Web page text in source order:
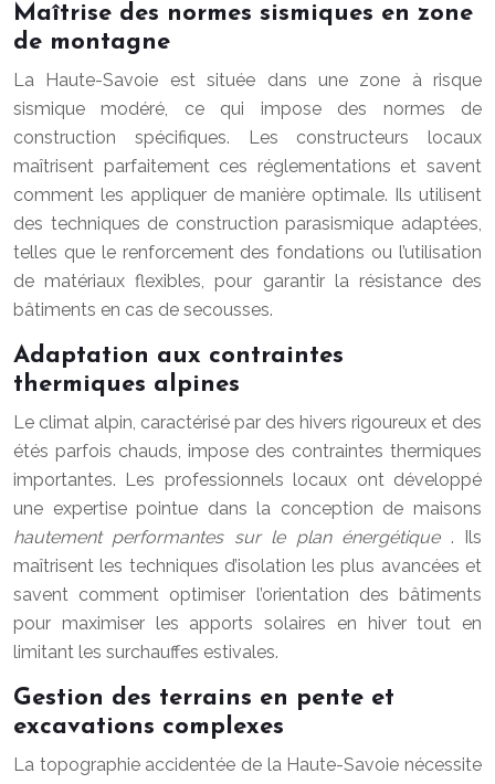
Maîtrise des normes sismiques en zone
de montagne
La Haute-Savoie est située dans une zone à risque
sismique modéré, ce qui impose des normes de
construction spécifiques. Les constructeurs locaux
maîtrisent parfaitement ces réglementations et savent
comment les appliquer de manière optimale. Ils utilisent
des techniques de construction parasismique adaptées,
telles que le renforcement des fondations ou l’utilisation
de matériaux flexibles, pour garantir la résistance des
bâtiments en cas de secousses.
Adaptation aux contraintes
thermiques alpines
Le climat alpin, caractérisé par des hivers rigoureux et des
étés parfois chauds, impose des contraintes thermiques
importantes. Les professionnels locaux ont développé
une expertise pointue dans la conception de maisons
hautement performantes sur le plan énergétique . Ils
maîtrisent les techniques d’isolation les plus avancées et
savent comment optimiser l’orientation des bâtiments
pour maximiser les apports solaires en hiver tout en
limitant les surchauffes estivales.
Gestion des terrains en pente et
excavations complexes
La topographie accidentée de la Haute-Savoie nécessite